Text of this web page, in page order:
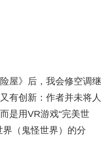
屋》后，我会修空调继
有创新：作者并未将人
是用VR游戏“完美世
界（鬼怪世界）的分